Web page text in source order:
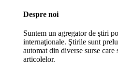
Despre noi
Suntem un agregator de ştiri
internaţionale. Ştirile sunt
automat din diverse surse
articolelor.